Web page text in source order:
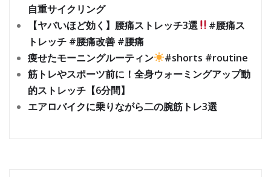
自重サイクリング
【ヤバいほど効く】腰痛ストレッチ3選
#腰痛ス
トレッチ #腰痛改善 #腰痛
痩せたモーニングルーティン
#shorts #routine
筋トレやスポーツ前に！全身ウォーミングアップ動
的ストレッチ【6分間】
エアロバイクに乗りながら二の腕筋トレ3選